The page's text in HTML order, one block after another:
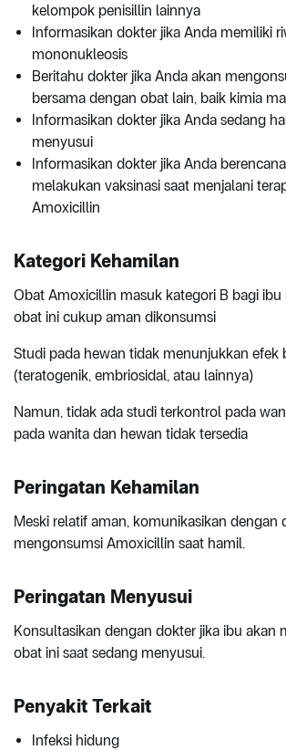
kelompok penisillin lainnya
Informasikan dokter jika Anda memiliki
mononukleosis
Beritahu dokter jika Anda akan
bersama dengan obat lain, baik kimia
Informasikan dokter jika Anda sedang
menyusui
Informasikan dokter jika Anda
melakukan vaksinasi saat menjalani
Amoxicillin
Kategori Kehamilan
Obat Amoxicillin masuk kategori B bagi ibu
obat ini cukup aman dikonsumsi
Studi pada hewan tidak menunjukkan efek
(teratogenik, embriosidal, atau lainnya)
Namun, tidak ada studi terkontrol pada
pada wanita dan hewan tidak tersedia
Peringatan Kehamilan
Meski relatif aman, komunikasikan dengan
mengonsumsi Amoxicillin saat hamil.
Peringatan Menyusui
Konsultasikan dengan dokter jika ibu akan
obat ini saat sedang menyusui.
Penyakit Terkait
Infeksi hidung